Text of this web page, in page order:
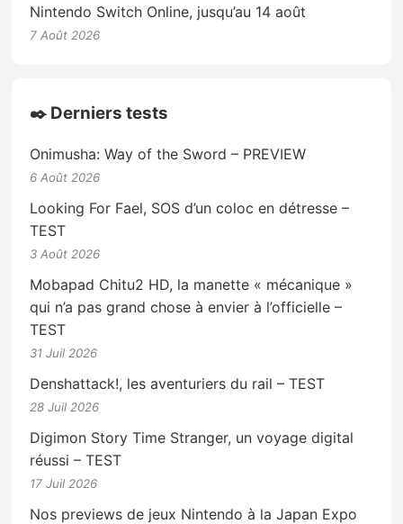
Nintendo Switch Online, jusqu’au 14 août
7 Août 2026
✒️ Derniers tests
Onimusha: Way of the Sword – PREVIEW
6 Août 2026
Looking For Fael, SOS d’un coloc en détresse –
TEST
3 Août 2026
Mobapad Chitu2 HD, la manette « mécanique »
qui n’a pas grand chose à envier à l’officielle –
TEST
31 Juil 2026
Denshattack!, les aventuriers du rail – TEST
28 Juil 2026
Digimon Story Time Stranger, un voyage digital
réussi – TEST
17 Juil 2026
Nos previews de jeux Nintendo à la Japan Expo